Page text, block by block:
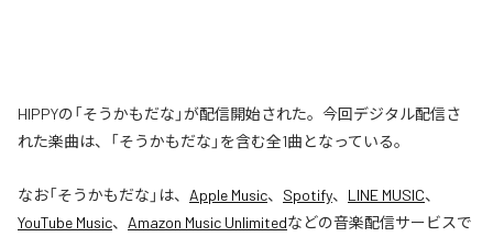
HIPPYの「そうかもだな」が配信開始された。今回デジタル配信さ
れた楽曲は、「そうかもだな」を含む全1曲となっている。
なお「そうかもだな 」は、 Apple Music、 Spotify、 LINE MUSIC、
YouTube Music、 Amazon Music Unlimitedなどの音楽配信サービスで